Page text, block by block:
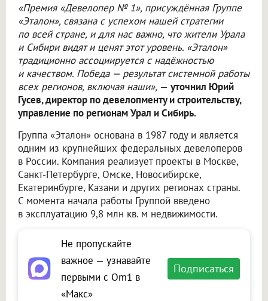
«Премия «Девелопер № 1», присуждённая Группе
«Эталон», связана с успехом нашей стратегии
по всей стране, и для нас важно, что жители Урала
и Сибири видят и ценят этот уровень. «Эталон»
традиционно ассоциируется с надёжностью
и качеством. Победа — результат системной работы
всех регионов, включая наши», — уточнил Юрий
Гусев, директор по девелопменту и строительству,
управление по регионам Урал и Сибирь.
Группа «Эталон» основана в 1987 году и является
одним из крупнейших федеральных девелоперов
в России. Компания реализует проекты в Москве,
Санкт-Петербурге, Омске, Новосибирске,
Екатеринбурге, Казани и других регионах страны.
С момента начала работы Группой введено
в эксплуатацию 9,8 млн кв. м недвижимости.
Не пропускайте
важное — узнавайте
первыми с Om1 в
«Макс»
Подписаться